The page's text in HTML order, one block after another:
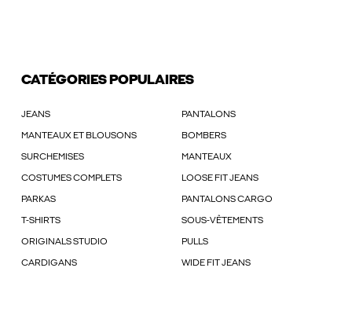
CATÉGORIES POPULAIRES
JEANS PANTALONS
MANTEAUX ET BLOUSONS BOMBERS
SURCHEMISES MANTEAUX
COSTUMES COMPLETS LOOSE FIT JEANS
PARKAS PANTALONS CARGO
T-SHIRTS SOUS-VÊTEMENTS
ORIGINALS STUDIO PULLS
CARDIGANS WIDE FIT JEANS